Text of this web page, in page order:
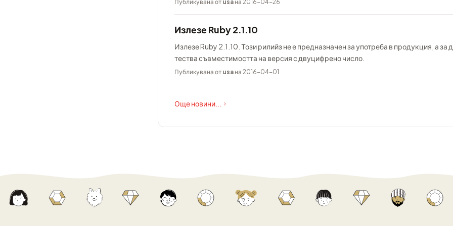
Публикувана от usa на 2016-04-26
Излезе Ruby 2.1.10
Излезе Ruby 2.1.10. Този рилийз не е предназначен за употреба в продукция, а за
тества съвместимостта на версия с двуцифрено число.
Публикувана от usa на 2016-04-01
Още новини...